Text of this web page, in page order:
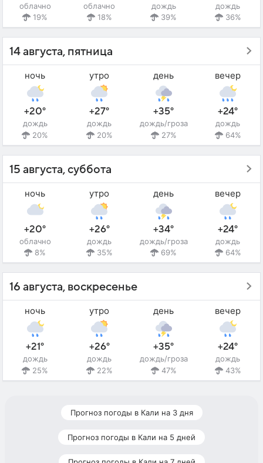
облачно
19%
облачно
18%
дождь
39%
дождь
36%
14 августа, пятница
ночь
+20°
дождь
20%
утро
+27°
дождь
20%
день
+35°
дождь/гроза
27%
вечер
+24°
дождь
64%
15 августа, суббота
ночь
+20°
облачно
8%
утро
+26°
дождь
35%
день
+34°
дождь/гроза
69%
вечер
+24°
дождь
64%
16 августа, воскресенье
ночь
+21°
дождь
25%
утро
+26°
дождь
22%
день
+35°
дождь/гроза
47%
вечер
+24°
дождь
43%
Прогноз погоды в Кали на 3 дня
Прогноз погоды в Кали на 5 дней